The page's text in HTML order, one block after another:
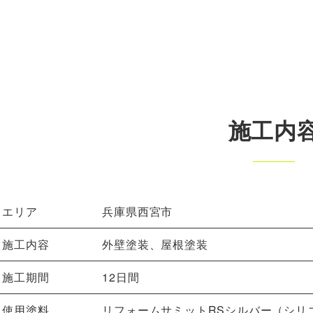
施工内
エリア 兵庫県西宮市
施工内容 外壁塗装、屋根塗装
施工期間 12日間